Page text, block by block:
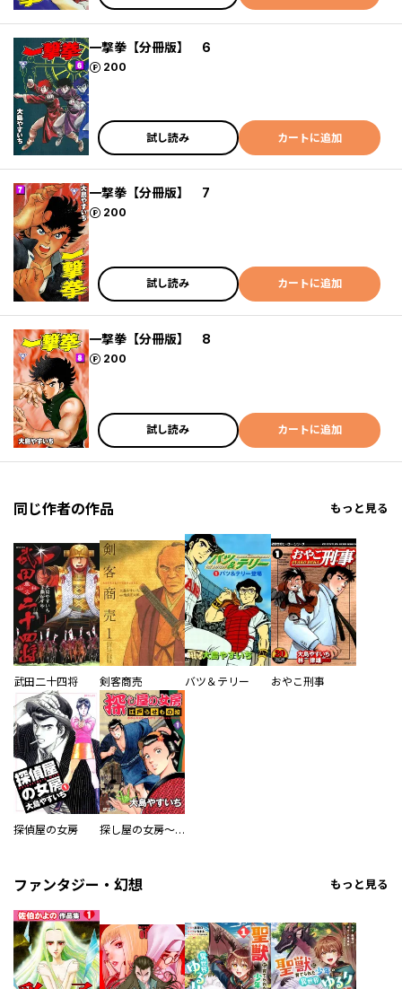
一撃拳【分冊版】 6
200
ポイント
試し読み カートに追加
一撃拳【分冊版】 7
200
ポイント
試し読み カートに追加
一撃拳【分冊版】 8
200
ポイント
試し読み カートに追加
同じ作者の作品 もっと見る
武田二十四将 剣客商売 バツ＆テリー おやこ刑事
探偵屋の女房 探し屋の女房～江戸うせもの控～
ファンタジー・幻想 もっと見る